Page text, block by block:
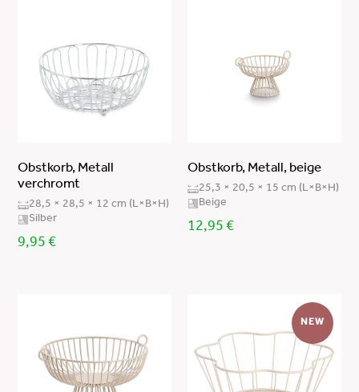
Obstkorb, Metall
verchromt
28,5 × 28,5 × 12 cm (L×B×H)
Silber
9,95€
Obstkorb, Metall, beige
25,3 × 20,5 × 15 cm (L×B×H)
Beige
12,95 €
NEW